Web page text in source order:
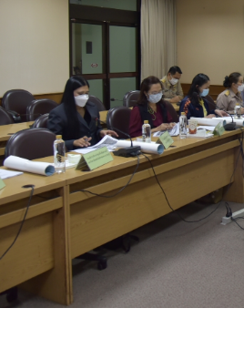
รชำระภาษีฯ
ระภาษีฯ
บ็ดเสร็จ (One Stop Service)
งานประจำเดือน GPS
ารจัดซื้อจัดจ้าง